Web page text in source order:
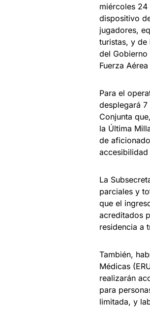
miércoles 24
dispositivo
jugadores,
turistas, y de
del
Fuerza
Para el
desplegará
Conjunta
la Última
de
La
parciales y
que el
acreditados
residencia a
También,
Médicas
realizarán
para
limitada, y